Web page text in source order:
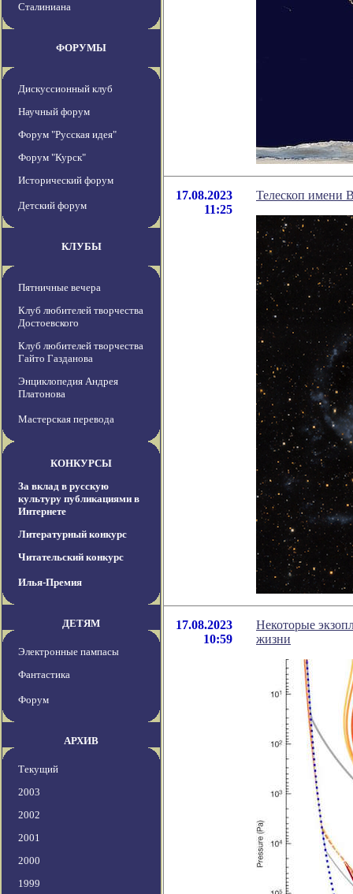
Сталиниана
ФОРУМЫ
Дискуссионный клуб
Научный форум
Форум "Русская идея"
Форум "Курск"
Исторический форум
Детский форум
КЛУБЫ
Пятничные вечера
Клуб любителей творчества
Достоевского
Клуб любителей творчества
Гайто Газданова
Энциклопедия Андрея
Платонова
Мастерская перевода
КОНКУРСЫ
За вклад в русскую
культуру публикациями в
Интернете
Литературный конкурс
Читательский конкурс
Илья-Премия
ДЕТЯМ
Электронные пампасы
Фантастика
Форум
АРХИВ
Текущий
2003
2002
2001
2000
1999
17.08.2023
11:25
Телескоп имени
17.08.2023
10:59
Некоторые
жизни